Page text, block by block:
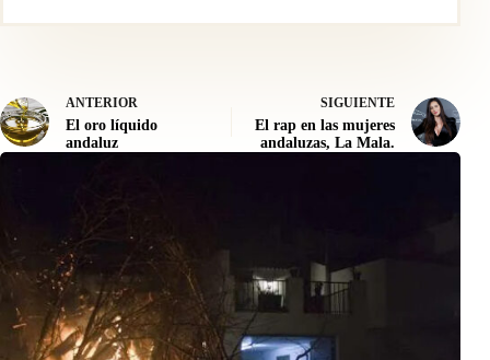
ANTERIOR
El oro líquido
andaluz
SIGUIENTE
El rap en las mujeres
andaluzas, La Mala.